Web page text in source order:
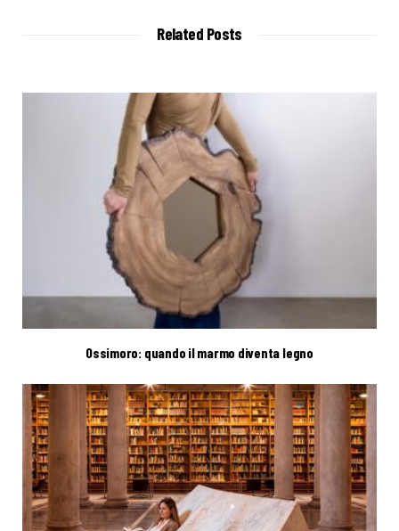
Related Posts
Ossimoro: quando il marmo diventa legno